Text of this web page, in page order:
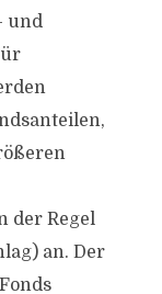
und
der Regel
an. Der